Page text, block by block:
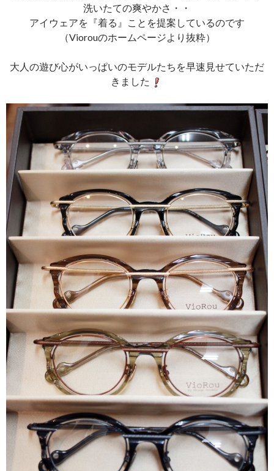
洗いたての爽やかさ・・
アイウェアを『着る』ことを提案しているのです
（Viorouのホームページより抜粋）
大人の遊び心がいっぱいのモデルたちを早速見せていただ
きました